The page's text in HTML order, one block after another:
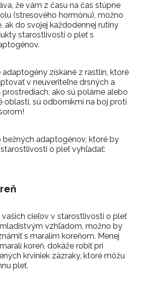
že vám z času na čas stúpne
(stresového hormónu), možno
ak do svojej každodennej rutiny
starostlivosti o pleť s
adaptogény získané z rastlín, ktoré
v neuveriteľne drsných a
ako sú polárne alebo
oblasti, sú odborníkmi na boj proti
bežných adaptogénov, ktoré by
o pleť vyhľadať:
vašich cieľov v starostlivosti o pleť
vzhľadom, možno by
s maralím koreňom. Menej
koreň, dokáže robiť pri
krviniek zázraky, ktoré môžu
pleť.